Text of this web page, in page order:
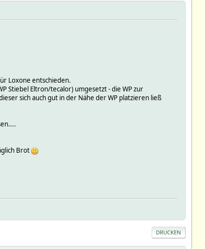
Loxone entschieden.
Stiebel Eltron/tecalor) umgesetzt - die WP zur
sich auch gut in der Nähe der WP platzieren ließ
Brot
DRUCKEN